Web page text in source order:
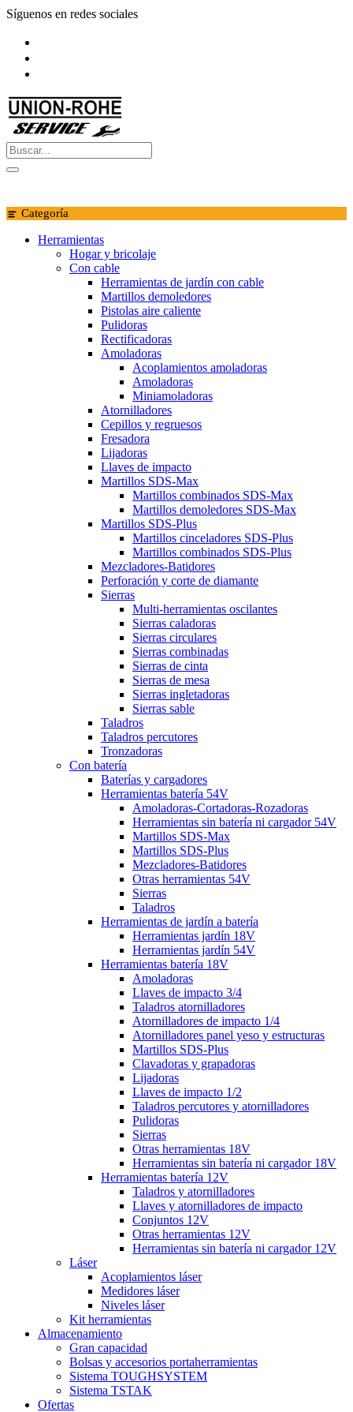
Saltar
contenido
Síguenos en redes sociales
Categoría
Herramientas
Hogar y bricolaje
Con cable
Herramientas de jardín con cable
Martillos demoledores
Pistolas aire caliente
Pulidoras
Rectificadoras
Amoladoras
Acoplamientos amoladoras
Amoladoras
Miniamoladoras
Atornilladores
Cepillos y regruesos
Fresadora
Lijadoras
Llaves de impacto
Martillos SDS-Max
Martillos combinados SDS-Max
Martillos demoledores SDS-Max
Martillos SDS-Plus
Martillos cinceladores SDS-Plus
Martillos combinados SDS-Plus
Mezcladores-Batidores
Perforación y corte de diamante
Sierras
Multi-herramientas oscilantes
Sierras caladoras
Sierras circulares
Sierras combinadas
Sierras de cinta
Sierras de mesa
Sierras ingletadoras
Sierras sable
Taladros
Taladros percutores
Tronzadoras
Con batería
Baterías y cargadores
Herramientas batería 54V
Amoladoras-Cortadoras-Rozadoras
Herramientas sin batería ni cargador 54V
Martillos SDS-Max
Martillos SDS-Plus
Mezcladores-Batidores
Otras herramientas 54V
Sierras
Taladros
Herramientas de jardín a batería
Herramientas jardín 18V
Herramientas jardín 54V
Herramientas batería 18V
Amoladoras
Llaves de impacto 3/4
Taladros atornilladores
Atornilladores de impacto 1/4
Atornilladores panel yeso y estructuras
Martillos SDS-Plus
Clavadoras y grapadoras
Lijadoras
Llaves de impacto 1/2
Taladros percutores y atornilladores
Pulidoras
Sierras
Otras herramientas 18V
Herramientas sin batería ni cargador 18V
Herramientas batería 12V
Taladros y atornilladores
Llaves y atornilladores de impacto
Conjuntos 12V
Otras herramientas 12V
Herramientas sin batería ni cargador 12V
Láser
Acoplamientos láser
Medidores láser
Niveles láser
Kit herramientas
Almacenamiento
Gran capacidad
Bolsas y accesorios portaherramientas
Sistema TOUGHSYSTEM
Sistema TSTAK
Ofertas